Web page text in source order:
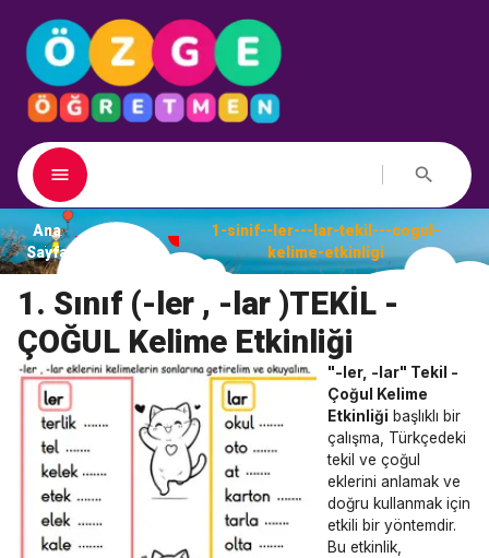
Ana
Sayfa
Dosyalar
1-sinif--ler---lar-tekil---cogul-
kelime-etkinligi
1. Sınıf (-ler , -lar )TEKİL -
ÇOĞUL Kelime Etkinliği
"-ler, -lar" Tekil -
Çoğul Kelime
Etkinliği başlıklı bir
çalışma, Türkçedeki
tekil ve çoğul
eklerini anlamak ve
doğru kullanmak için
etkili bir yöntemdir.
Bu etkinlik,